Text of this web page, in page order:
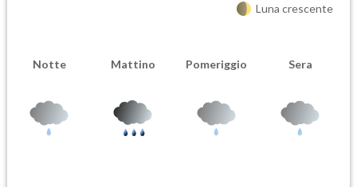
Luna crescente
Notte Mattino Pomeriggio Sera